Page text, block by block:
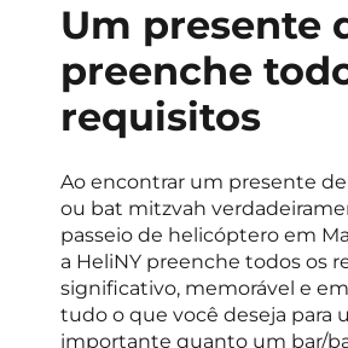
Um presente
preenche
requisitos
Ao encontrar um presente
ou bat mitzvah
passeio de helicóptero em
a HeliNY preenche todos os
significativo, memorável e
tudo o que você deseja para
importante quanto um bar/